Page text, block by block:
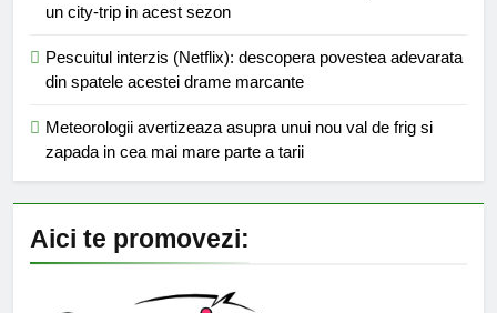
un city-trip in acest sezon
Pescuitul interzis (Netflix): descopera povestea adevarata
din spatele acestei drame marcante
Meteorologii avertizeaza asupra unui nou val de frig si
zapada in cea mai mare parte a tarii
Aici te promovezi: